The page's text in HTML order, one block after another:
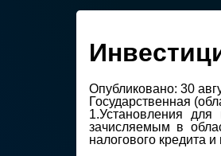
Опубликовано: 30
Государственная
1.Установления для
зачисляемым в
налогового кредита